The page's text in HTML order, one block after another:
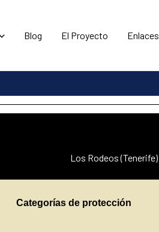
Blog El Proyecto Enlaces
Los Rodeos (Tenerife)
Categorías de protección